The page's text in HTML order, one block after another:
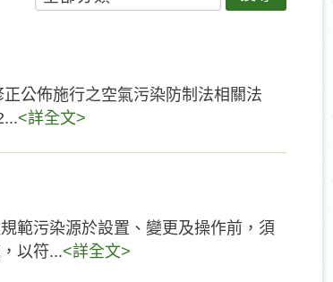
公佈施行之空氣污染防制法相關法
<詳全文>
範污染源於設置、變更及操作前，須
以符...<詳全文>